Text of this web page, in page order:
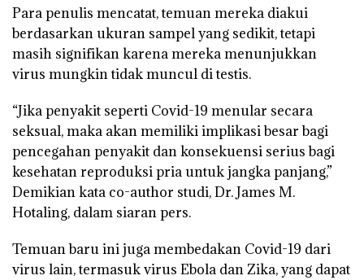
Para penulis mencatat, temuan mereka diakui
berdasarkan ukuran sampel yang sedikit, tetapi
masih signifikan karena mereka menunjukkan
virus mungkin tidak muncul di testis.
“Jika penyakit seperti Covid-19 menular secara
seksual, maka akan memiliki implikasi besar bagi
pencegahan penyakit dan konsekuensi serius bagi
kesehatan reproduksi pria untuk jangka panjang,”
Demikian kata co-author studi, Dr. James M.
Hotaling, dalam siaran pers.
Temuan baru ini juga membedakan Covid-19 dari
virus lain, termasuk virus Ebola dan Zika, yang dapat